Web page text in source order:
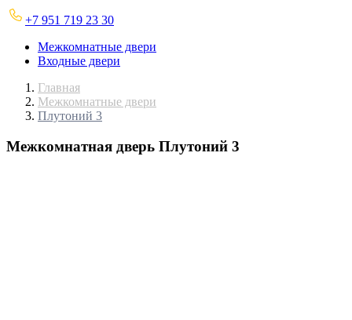
+7 951 719 23 30
Межкомнатные двери
Входные двери
Главная
Межкомнатные двери
Плутоний 3
Межкомнатная дверь Плутоний 3